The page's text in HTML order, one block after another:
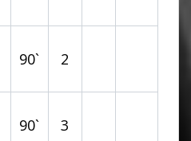
90` 2
90` 3